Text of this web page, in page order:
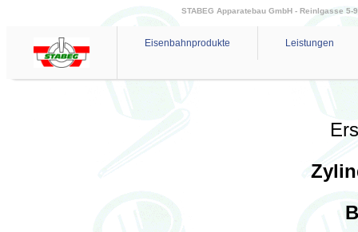
STABEG Apparatebau GmbH - Reinlgasse 5-
Eisenbahnprodukte Leistungen